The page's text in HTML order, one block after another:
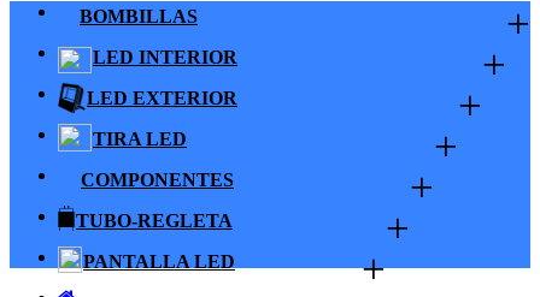
BOMBILLAS +
LED INTERIOR +
LED EXTERIOR +
TIRA LED +
COMPONENTES +
TUBO-REGLETA +
PANTALLA LED +